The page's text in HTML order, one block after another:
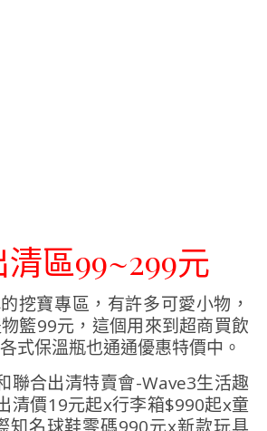
區99~299元
挖寶專區，有許多可愛小物，
籃99元，這個用來到超商買飲
式保溫瓶也通通優惠特價中。